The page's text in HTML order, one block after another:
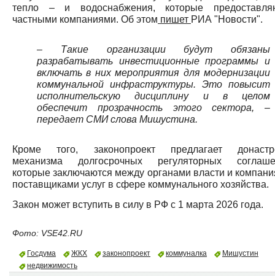
тепло – и водоснабжения, которые
частными компаниями. Об этом пишет РИА "Новости".
– Такие организации будут обязаны
разрабатывать инвестиционные программы и
включать в них мероприятия для модернизации
коммунальной инфраструктуры. Это повысит
исполнительскую дисциплину и в целом
обеспечит прозрачность этого сектора, –
передает СМИ слова Мишустина.
Кроме того, законопроект предлагает
механизма долгосрочных регуляторных
которые заключаются между органами власти и
поставщиками услуг в сфере коммунального хозяйства.
Закон может вступить в силу в РФ с 1 марта 2026 года.
Фото: VSE42.RU
Госдума ЖКХ законопроект коммуналка
Мишустин
недвижимость